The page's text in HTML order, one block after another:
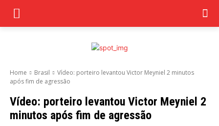
Home Brasil
Vídeo: porteiro levantou Victor Meyniel 2 minutos
após fim de agressão
Vídeo: porteiro levantou Victor Meyniel 2
minutos após fim de agressão